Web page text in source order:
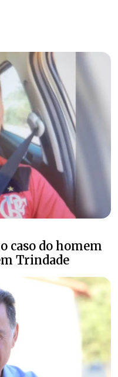
caso do homem
Trindade